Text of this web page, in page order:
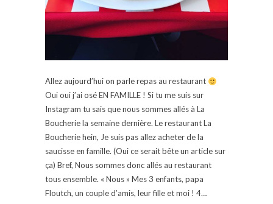
Allez aujourd’hui on parle repas au restaurant
Oui oui j’ai osé EN FAMILLE ! Si tu me suis sur
Instagram tu sais que nous sommes allés à La
Boucherie la semaine dernière. Le restaurant La
Boucherie hein, Je suis pas allez acheter de la
saucisse en famille. (Oui ce serait bête un article sur
ça) Bref, Nous sommes donc allés au restaurant
tous ensemble. « Nous » Mes 3 enfants, papa
Floutch, un couple d’amis, leur fille et moi ! 4…